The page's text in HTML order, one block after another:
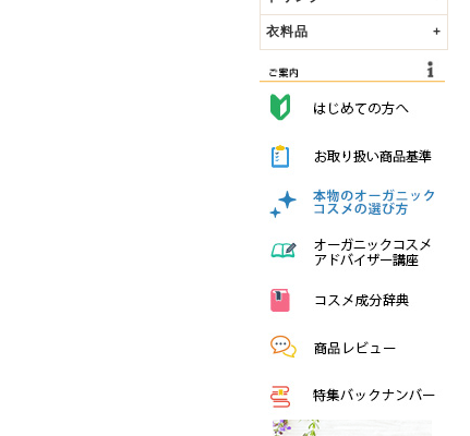
衣料品 +